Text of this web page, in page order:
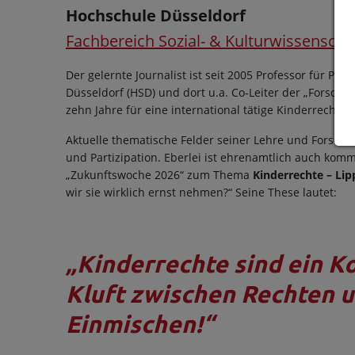
Hochschule Düsseldorf
Fachbereich Sozial- &
Der gelernte Journalist ist seit 2005 Professor für
Düsseldorf (HSD) und dort u.a. Co-Leiter der
zehn Jahre für eine international tätige
Aktuelle thematische Felder seiner Lehre und
und Partizipation. Eberlei ist ehrenamtlich auch
„Zukunftswoche 2026“ zum Thema Kinderrechte –
wir sie wirklich ernst nehmen?“ Seine These lautet:
„Kinderrechte sind ein
Kluft zwischen Rechten
Einmischen!“